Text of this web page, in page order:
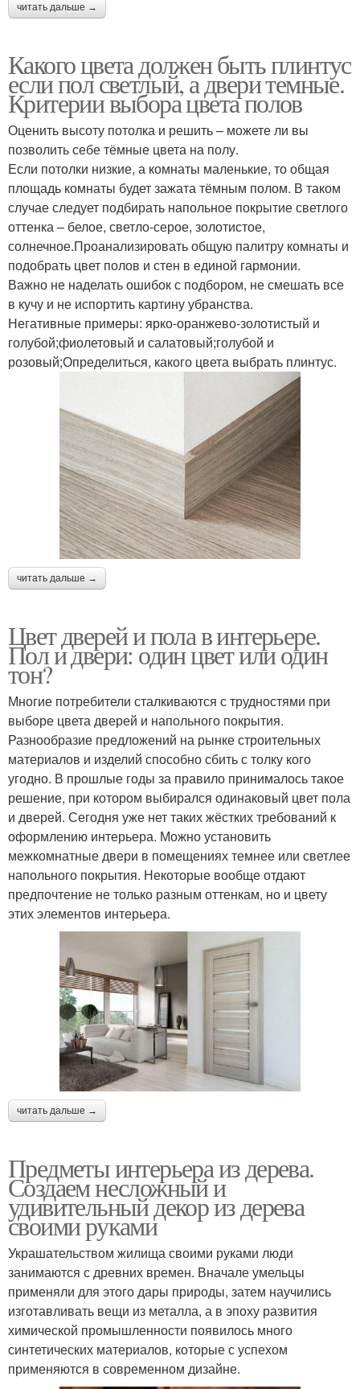
читать дальше →
Какого цвета должен быть плинтус
если пол светлый, а двери темные.
Критерии выбора цвета полов
Оценить высоту потолка и решить – можете ли вы
позволить себе тёмные цвета на полу.
Если потолки низкие, а комнаты маленькие, то общая
площадь комнаты будет зажата тёмным полом. В таком
случае следует подбирать напольное покрытие светлого
оттенка – белое, светло-серое, золотистое,
солнечное.Проанализировать общую палитру комнаты и
подобрать цвет полов и стен в единой гармонии.
Важно не наделать ошибок с подбором, не смешать все
в кучу и не испортить картину убранства.
Негативные примеры: ярко-оранжево-золотистый и
голубой;фиолетовый и салатовый;голубой и
розовый;Определиться, какого цвета выбрать плинтус.
читать дальше →
Цвет дверей и пола в интерьере.
Пол и двери: один цвет или один
тон?
Многие потребители сталкиваются с трудностями при
выборе цвета дверей и напольного покрытия.
Разнообразие предложений на рынке строительных
материалов и изделий способно сбить с толку кого
угодно. В прошлые годы за правило принималось такое
решение, при котором выбирался одинаковый цвет пола
и дверей. Сегодня уже нет таких жёстких требований к
оформлению интерьера. Можно установить
межкомнатные двери в помещениях темнее или светлее
напольного покрытия. Некоторые вообще отдают
предпочтение не только разным оттенкам, но и цвету
этих элементов интерьера.
читать дальше →
Предметы интерьера из дерева.
Создаем несложный и
удивительный декор из дерева
своими руками
Украшательством жилища своими руками люди
занимаются с древних времен. Вначале умельцы
применяли для этого дары природы, затем научились
изготавливать вещи из металла, а в эпоху развития
химической промышленности появилось много
синтетических материалов, которые с успехом
применяются в современном дизайне.